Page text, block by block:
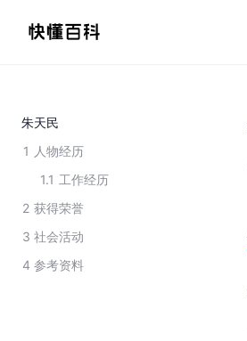
朱天民
1 人物经历
1.1 工作经历
2 获得荣誉
3 社会活动
4 参考资料